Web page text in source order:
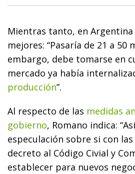
Mientras tanto, en
mejores: “Pasaría de 21 a 50
embargo, debe tomarse en
mercado ya había
producción”.
Al respecto de las medidas
gobierno, Romano indica:
especulación sobre si con
decreto al Código Civial y
establecer para nuevos